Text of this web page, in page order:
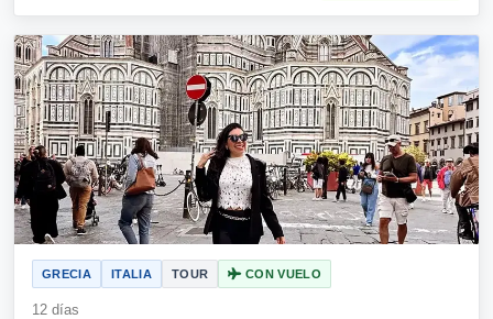
GRECIA ITALIA TOUR CON VUELO
12 días